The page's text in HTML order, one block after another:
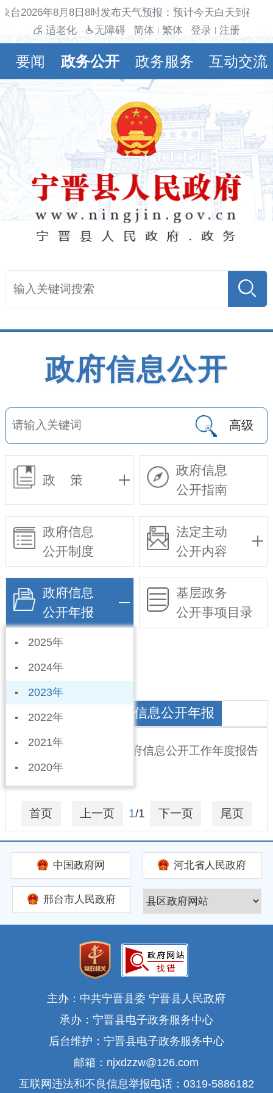
台2026年8月8日8时发布天气预报：预计今天白天到夜
适老化
无障碍 简体 繁体 登录 注册
要闻 政务公开 政务服务 互动交流
政府信息公开
高级
政 策
政府信息
公开指南
政府信息
公开制度
法定主动
公开内容
政府信息
公开年报
2025年
2024年
2023年
2022年
2021年
2020年
基层政务
公开事项目录
依申请公开
北鱼乡人民政府政府信息公开年报
宁晋县北鱼乡2023年政府信息公开工作年度报告
2024-01-19
首页 上一页 1/1 下一页 尾页
中国政府网 河北省人民政府
邢台市人民政府
主办：中共宁晋县委 宁晋县人民政府
承办：宁晋县电子政务服务中心
后台维护：宁晋县电子政务服务中心
邮箱：njxdzzw@126.com
互联网违法和不良信息举报电话：0319-5886182